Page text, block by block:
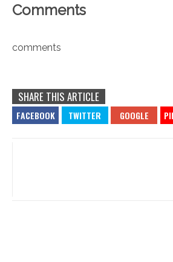
Comments
comments
SHARE THIS ARTICLE